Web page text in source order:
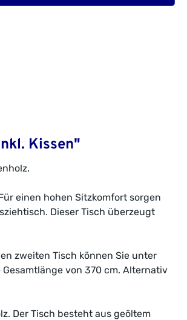
Kissen"
einen hohen Sitzkomfort sorgen
Dieser Tisch überzeugt
zweiten Tisch können Sie unter
von 370 cm. Alternativ
Der Tisch besteht aus geöltem